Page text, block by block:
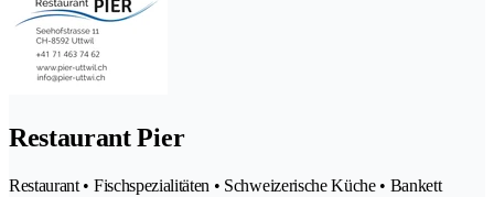
Restaurant Pier
Restaurant • Fischspezialitäten • Schweizerische Küche • Bankett